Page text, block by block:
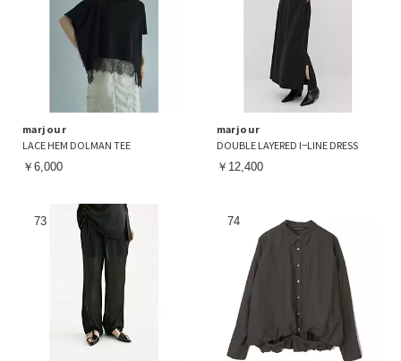
marjour
LACE HEM DOLMAN TEE
￥6,000
marjour
DOUBLE LAYERED I−LINE DRESS
￥12,400